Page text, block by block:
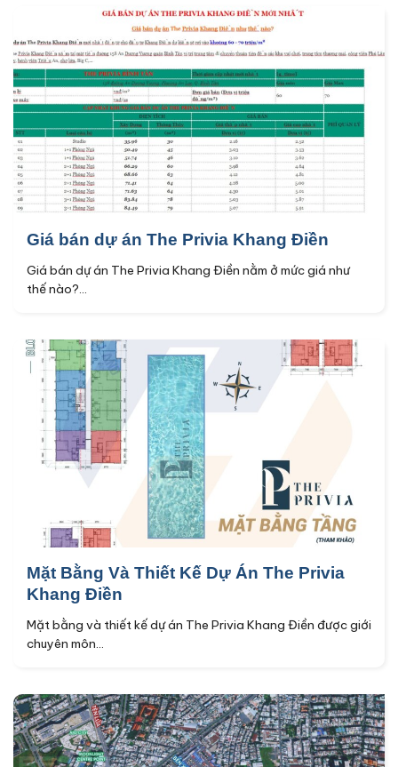
Giá bán dự án The Privia Khang Điền
Giá bán dự án The Privia Khang Điền nằm ở mức giá như
thế nào?...
Mặt Bằng Và Thiết Kế Dự Án The Privia
Khang Điền
Mặt bằng và thiết kế dự án The Privia Khang Điền được giới
chuyên môn...